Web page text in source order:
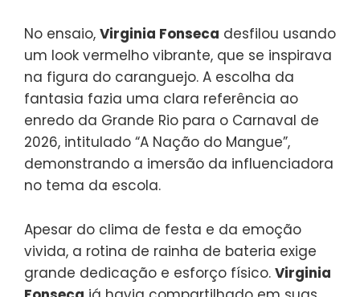
No ensaio, Virginia Fonseca desfilou usando
um look vermelho vibrante, que se inspirava
na figura do caranguejo. A escolha da
fantasia fazia uma clara referência ao
enredo da Grande Rio para o Carnaval de
2026, intitulado “A Nação do Mangue”,
demonstrando a imersão da influenciadora
no tema da escola.
Apesar do clima de festa e da emoção
vivida, a rotina de rainha de bateria exige
grande dedicação e esforço físico. Virginia